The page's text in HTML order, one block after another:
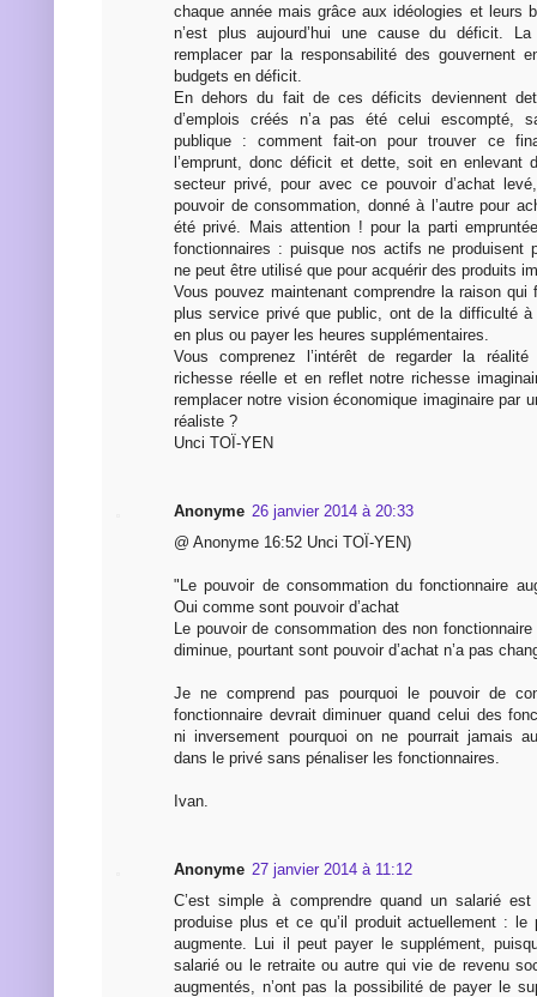
chaque année mais grâce aux idéologies et leurs
n’est plus aujourd’hui une cause du déficit.
remplacer par la responsabilité des gouvernent
budgets en déficit.
En dehors du fait de ces déficits deviennent
d’emplois créés n’a pas été celui escompté,
publique : comment fait-on pour trouver ce
l’emprunt, donc déficit et dette, soit en enlevant
secteur privé, pour avec ce pouvoir d’achat
pouvoir de consommation, donné à l’autre pour
été privé. Mais attention ! pour la parti
fonctionnaires : puisque nos actifs ne produisent
ne peut être utilisé que pour acquérir des produits
Vous pouvez maintenant comprendre la raison qui
plus service privé que public, ont de la difficulté à
en plus ou payer les heures supplémentaires.
Vous comprenez l’intérêt de regarder la
richesse réelle et en reflet notre richesse
remplacer notre vision économique imaginaire par
réaliste ?
Unci TOÏ-YEN
Anonyme 26 janvier 2014 à 20:33
@ Anonyme 16:52 Unci TOÏ-YEN)
"Le pouvoir de consommation du fonctionnaire
Oui comme sont pouvoir d’achat
Le pouvoir de consommation des non
diminue, pourtant sont pouvoir d’achat n’a pas
Je ne comprend pas pourquoi le pouvoir de
fonctionnaire devrait diminuer quand celui des
ni inversement pourquoi on ne pourrait jamais
dans le privé sans pénaliser les fonctionnaires.
Ivan.
Anonyme 27 janvier 2014 à 11:12
C’est simple à comprendre quand un salarié est
produise plus et ce qu’il produit actuellement : le
augmente. Lui il peut payer le supplément,
salarié ou le retraite ou autre qui vie de revenu
augmentés, n’ont pas la possibilité de payer le